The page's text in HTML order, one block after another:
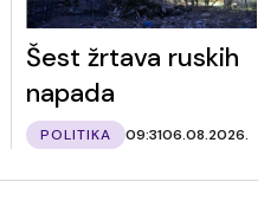
Šest žrtava ruskih
napada
POLITIKA 09:3106.08.2026.